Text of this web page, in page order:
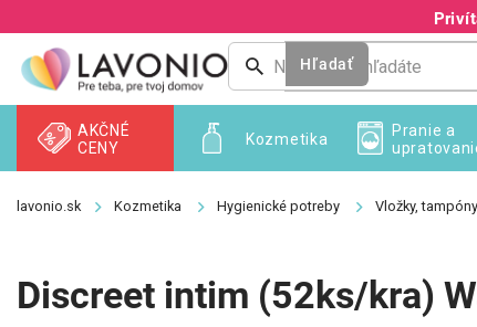
na
obsah
Hľadať
Kozmetika
AKČNÉ
CENY
Pranie a
Kozmetika Hygienické potreby Vložky,
Discreet intim (52ks/kra)